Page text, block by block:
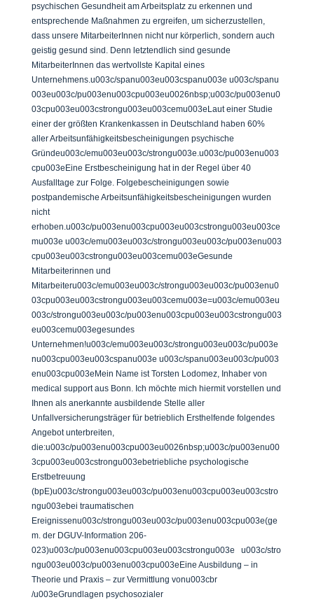
psychischen Gesundheit am Arbeitsplatz zu erkennen und
entsprechende Maßnahmen zu ergreifen, um sicherzustellen,
dass unsere MitarbeiterInnen nicht nur körperlich, sondern auch
geistig gesund sind. Denn letztendlich sind gesunde
MitarbeiterInnen das wertvollste Kapital eines
Unternehmens.u003c/spanu003eu003cspanu003e u003c/spanu
003eu003c/pu003enu003cpu003eu0026nbsp;u003c/pu003enu0
03cpu003eu003cstrongu003eu003cemu003eLaut einer Studie
einer der größten Krankenkassen in Deutschland haben 60%
aller Arbeitsunfähigkeitsbescheinigungen psychische
Gründeu003c/emu003eu003c/strongu003e.u003c/pu003enu003
cpu003eEine Erstbescheinigung hat in der Regel über 40
Ausfalltage zur Folge. Folgebescheinigungen sowie
postpandemische Arbeitsunfähigkeitsbescheinigungen wurden
nicht
erhoben.u003c/pu003enu003cpu003eu003cstrongu003eu003ce
mu003e u003c/emu003eu003c/strongu003eu003c/pu003enu003
cpu003eu003cstrongu003eu003cemu003eGesunde
Mitarbeiterinnen und
Mitarbeiteru003c/emu003eu003c/strongu003eu003c/pu003enu0
03cpu003eu003cstrongu003eu003cemu003e=u003c/emu003eu
003c/strongu003eu003c/pu003enu003cpu003eu003cstrongu003
eu003cemu003egesundes
Unternehmen!u003c/emu003eu003c/strongu003eu003c/pu003e
nu003cpu003eu003cspanu003e u003c/spanu003eu003c/pu003
enu003cpu003eMein Name ist Torsten Lodomez, Inhaber von
medical support aus Bonn. Ich möchte mich hiermit vorstellen und
Ihnen als anerkannte ausbildende Stelle aller
Unfallversicherungsträger für betrieblich Ersthelfende folgendes
Angebot unterbreiten,
die:u003c/pu003enu003cpu003eu0026nbsp;u003c/pu003enu00
3cpu003eu003cstrongu003ebetriebliche psychologische
Erstbetreuung
(bpE)u003c/strongu003eu003c/pu003enu003cpu003eu003cstro
ngu003ebei traumatischen
Ereignissenu003c/strongu003eu003c/pu003enu003cpu003e(ge
m. der DGUV-Information 206-
023)u003c/pu003enu003cpu003eu003cstrongu003e u003c/stro
ngu003eu003c/pu003enu003cpu003eEine Ausbildung – in
Theorie und Praxis – zur Vermittlung vonu003cbr
/u003eGrundlagen psychosozialer